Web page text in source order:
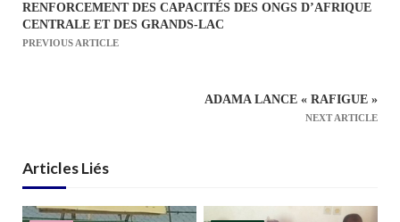
N
a
t
i
o
RENFORCEMENT DES CAPACITÉS DES ONGS D’AFRIQUE
CENTRALE ET DES GRANDS-LAC
PREVIOUS ARTICLE
ADAMA LANCE « RAFIGUE »
NEXT ARTICLE
Articles Liés